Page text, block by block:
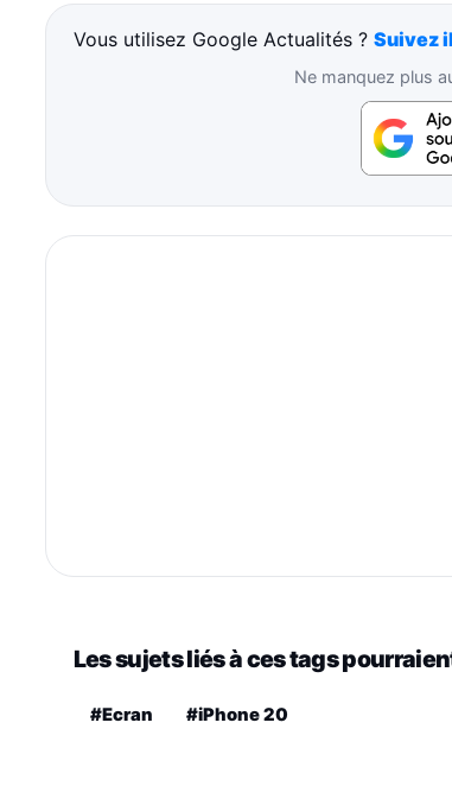
Vous utilisez Google Actualités ?Suivez
Ne manquez plus
Les sujets liés à ces tags
#Ecran #iPhone 20